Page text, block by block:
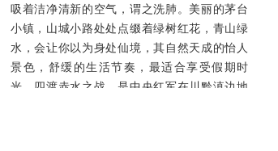
吸着洁净清新的空气，谓之洗肺。美丽的茅台
小镇，山城小路处处点缀着绿树红花，青山绿
水，会让你以为身处仙境，其自然天成的怡人
景色，舒缓的生活节奏，最适合享受假期时
光。四渡赤水之战，是中央红军在川黔滇边地